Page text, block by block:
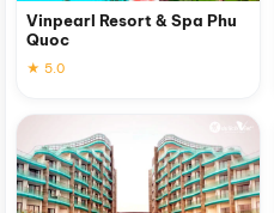
Vinpearl Resort & Spa Phu
Quoc
★ 5.0